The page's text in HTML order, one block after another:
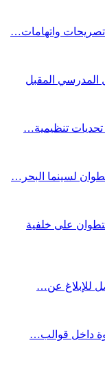
واتهامات…
المدرسي المقبل
تنظيمية…
على خلفية
للإبلاغ عن…